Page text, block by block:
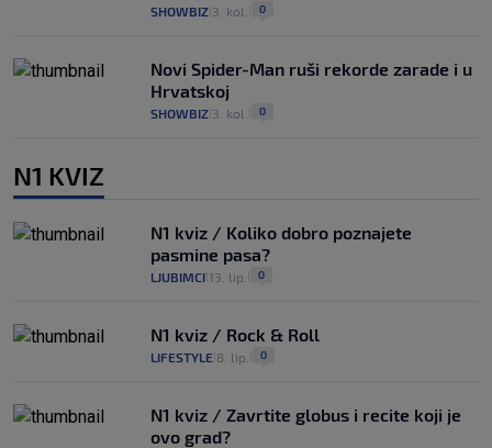
SHOWBIZ 3. kol. 0
Novi Spider-Man ruši rekorde zarade i u
Hrvatskoj
SHOWBIZ 3. kol. 0
N1 KVIZ
N1 kviz / Koliko dobro poznajete
pasmine pasa?
LJUBIMCI 13. lip. 0
N1 kviz / Rock & Roll
LIFESTYLE 8. lip. 0
N1 kviz / Zavrtite globus i recite koji je
ovo grad?